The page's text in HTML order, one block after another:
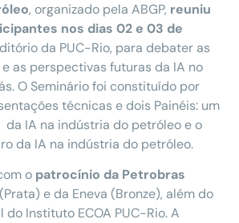
, organizado pela ABGP, reuniu
nos dias 02 e 03 de
da PUC-Rio, para debater as
as perspectivas futuras da IA no
O Seminário foi constituído por
técnicas e dois Painéis: um
IA na indústria do petróleo e o
da IA na indústria do petróleo.
o patrocínio da Petrobras
e da Eneva (Bronze), além do
Instituto ECOA PUC-Rio. A